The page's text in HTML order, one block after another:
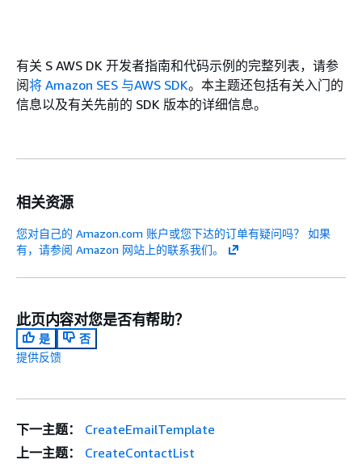
有关 S AWS DK 开发者指南和代码示例的完整列表，请参
阅将 Amazon SES 与AWS SDK。本主题还包括有关入门的
信息以及有关先前的 SDK 版本的详细信息。
相关资源
您对自己的 Amazon.com 账户或您下达的订单有疑问吗？ 如果
有，请参阅 Amazon 网站上的联系我们。
此页内容对您是否有帮助？
是
否
提供反馈
下一主题：
CreateEmailTemplate
上一主题：
CreateContactList